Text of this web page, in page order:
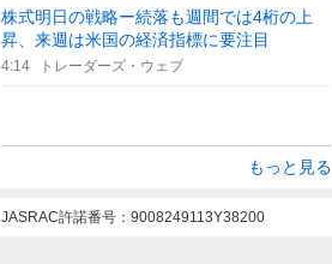
株式明日の戦略ー続落も週間では4桁の上
昇、来週は米国の経済指標に要注目
4:14 トレーダーズ・ウェブ
もっと見る
JASRAC許諾番号 9008249113Y38200